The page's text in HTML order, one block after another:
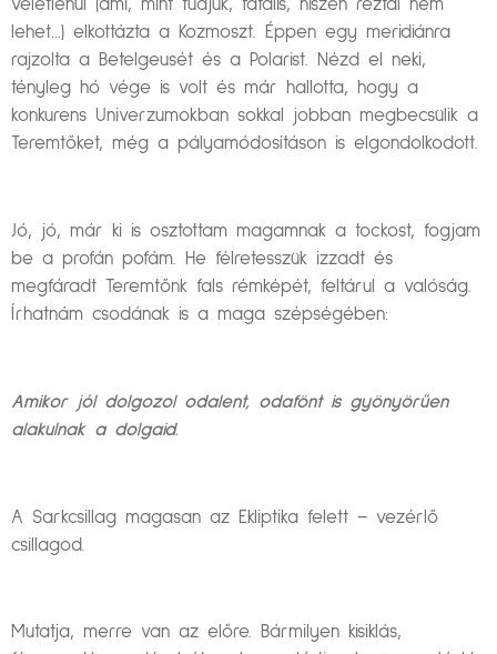
véletlenül (ami, mint tudjuk, fatális, hiszen réztál nem
lehet…) elkottázta a Kozmoszt. Éppen egy meridiánra
rajzolta a Betelgeusét és a Polarist. Nézd el neki,
tényleg hó vége is volt és már hallotta, hogy a
konkurens Univerzumokban sokkal jobban megbecsülik a
Teremtőket, még a pályamódosításon is elgondolkodott.
Jó, jó, már ki is osztottam magamnak a tockost, fogjam
be a profán pofám. He félretesszük izzadt és
megfáradt Teremtőnk fals rémképét, feltárul a valóság.
Írhatnám csodának is a maga szépségében:
Amikor jól dolgozol odalent, odafönt is gyönyörűen
alakulnak a dolgaid.
A Sarkcsillag magasan az Ekliptika felett – vezérlő
csillagod.
Mutatja, merre van az előre. Bármilyen kisiklás,